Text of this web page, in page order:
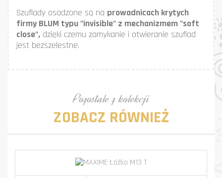
Szuflady osadzone są na prowadnicach krytych
firmy BLUM typu "invisible" z mechanizmem "soft
close", dzięki czemu zamykanie i otwieranie szuflad
jest bezszelestne.
Pozostałe z kolekcji
ZOBACZ RÓWNIEŻ